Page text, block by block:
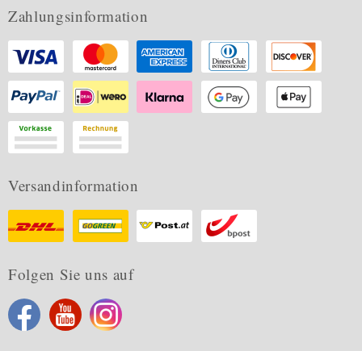
Zahlungsinformation
Versandinformation
Folgen Sie uns auf